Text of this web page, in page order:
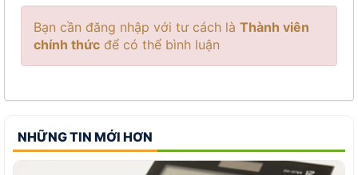
Bạn cần đăng nhập với tư cách là Thành viên
chính thức để có thể bình luận
NHỮNG TIN MỚI HƠN